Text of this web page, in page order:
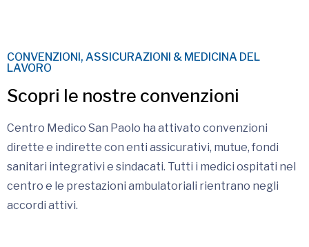
CONVENZIONI, ASSICURAZIONI & MEDICINA DEL
LAVORO
Scopri le nostre convenzioni
Centro Medico San Paolo ha attivato convenzioni
dirette e indirette con enti assicurativi, mutue, fondi
sanitari integrativi e sindacati. Tutti i medici ospitati nel
centro e le prestazioni ambulatoriali rientrano negli
accordi attivi.